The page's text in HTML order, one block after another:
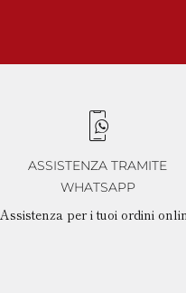
ASSISTENZA TRAMITE
WHATSAPP
Assistenza per i tuoi ordini